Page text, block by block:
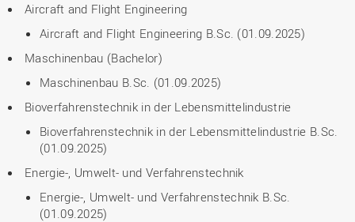
Aircraft and Flight Engineering
Aircraft and Flight Engineering B.Sc. (01.09.2025)
Maschinenbau (Bachelor)
Maschinenbau B.Sc. (01.09.2025)
Bioverfahrenstechnik in der Lebensmittelindustrie
Bioverfahrenstechnik in der Lebensmittelindustrie B.Sc.
(01.09.2025)
Energie-, Umwelt- und Verfahrenstechnik
Energie-, Umwelt- und Verfahrenstechnik B.Sc.
(01.09.2025)